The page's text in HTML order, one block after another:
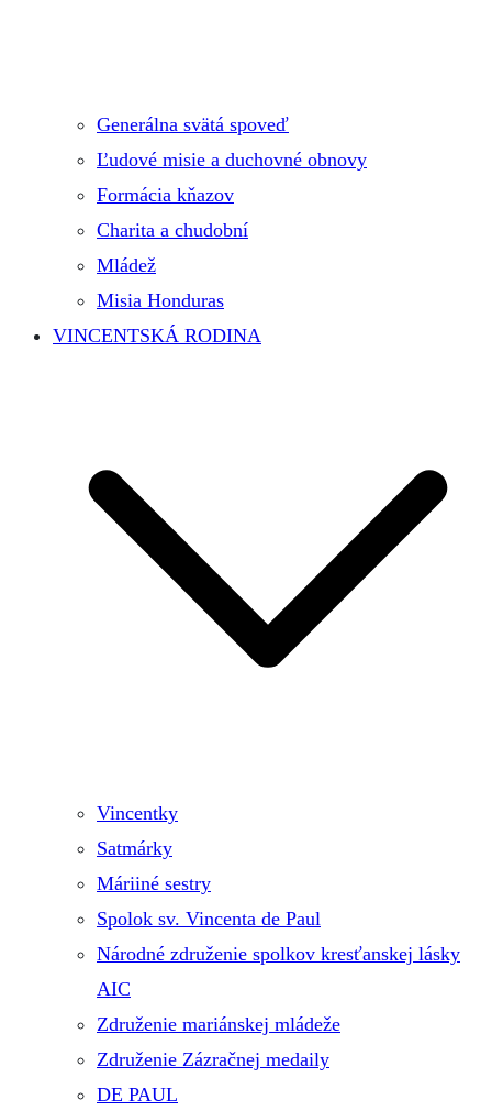
Generálna svätá spoveď
Ľudové misie a duchovné obnovy
Formácia kňazov
Charita a chudobní
Mládež
Misia Honduras
VINCENTSKÁ RODINA
Vincentky
Satmárky
Máriiné sestry
Spolok sv. Vincenta de Paul
Národné združenie spolkov kresťanskej lásky
AIC
Združenie mariánskej mládeže
Združenie Zázračnej medaily
DE PAUL